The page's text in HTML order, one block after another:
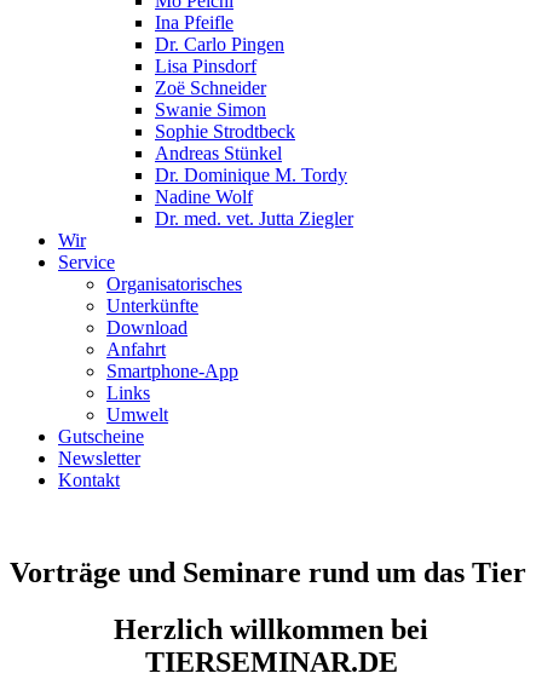
Ina Pfeifle
Dr. Carlo Pingen
Lisa Pinsdorf
Zoë Schneider
Swanie Simon
Sophie Strodtbeck
Andreas Stünkel
Dr. Dominique M. Tordy
Nadine Wolf
Dr. med. vet. Jutta Ziegler
Wir
Service
Organisatorisches
Unterkünfte
Download
Anfahrt
Smartphone-App
Links
Umwelt
Gutscheine
Newsletter
Kontakt
Vorträge und Seminare rund um das Tier
Herzlich willkommen bei
TIERSEMINAR.DE